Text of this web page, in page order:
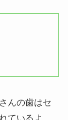
んの歯はセ
ているよ